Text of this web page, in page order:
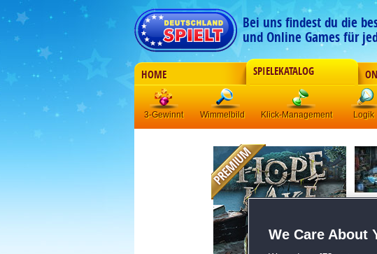
Bei uns findest du die
und Online Games für
HOME SPIELEKATALOG
3-Gewinnt Wimmelbild Klick-Management Logik
We Care About